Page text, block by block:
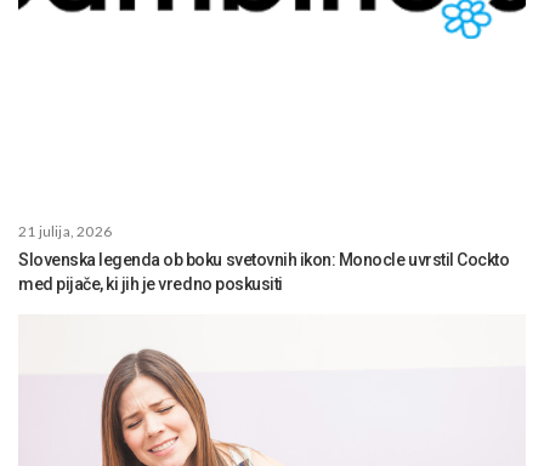
21 julija, 2026
Slovenska legenda ob boku svetovnih ikon: Monocle uvrstil Cockto
med pijače, ki jih je vredno poskusiti